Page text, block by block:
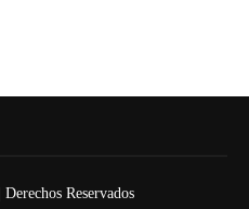
| Derechos Reservados